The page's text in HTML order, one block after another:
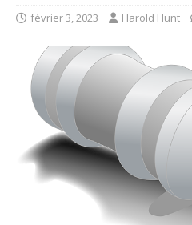
février 3, 2023 Harold Hunt